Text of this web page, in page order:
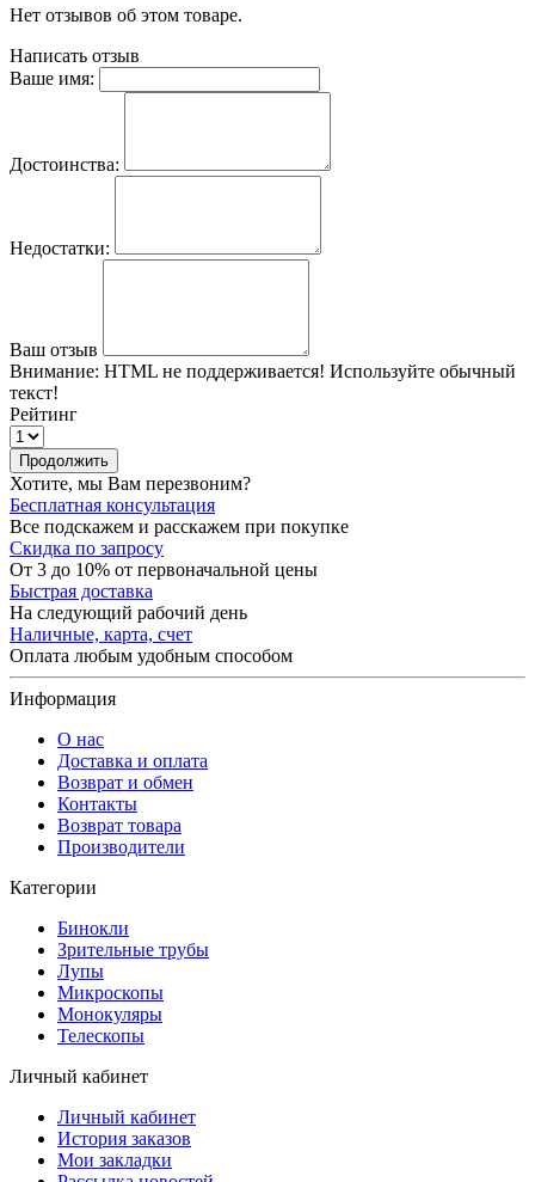
Нет отзывов об этом товаре.
Написать отзыв
Ваше имя:
Достоинства:
Недостатки:
Ваш отзыв
Внимание: HTML не поддерживается! Используйте обычный
текст!
Рейтинг
Продолжить
Хотите, мы Вам перезвоним?
Бесплатная консультация
Все подскажем и расскажем при покупке
Скидка по запросу
От 3 до 10% от первоначальной цены
Быстрая доставка
На следующий рабочий день
Наличные, карта, счет
Оплата любым удобным способом
Информация
О нас
Доставка и оплата
Возврат и обмен
Контакты
Возврат товара
Производители
Категории
Бинокли
Зрительные трубы
Лупы
Микроскопы
Монокуляры
Телескопы
Личный кабинет
Личный кабинет
История заказов
Мои закладки